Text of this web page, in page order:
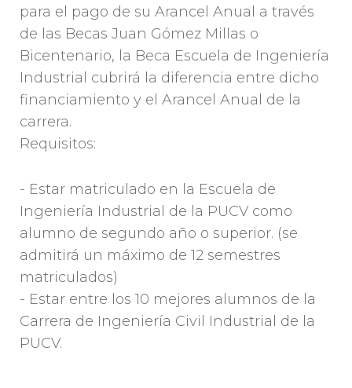
para el pago de su Arancel Anual a través
de las Becas Juan Gómez Millas o
Bicentenario, la Beca Escuela de Ingeniería
Industrial cubrirá la diferencia entre dicho
financiamiento y el Arancel Anual de la
carrera.
Requisitos:
- Estar matriculado en la Escuela de
Ingeniería Industrial de la PUCV como
alumno de segundo año o superior. (se
admitirá un máximo de 12 semestres
matriculados)
- Estar entre los 10 mejores alumnos de la
Carrera de Ingeniería Civil Industrial de la
PUCV.